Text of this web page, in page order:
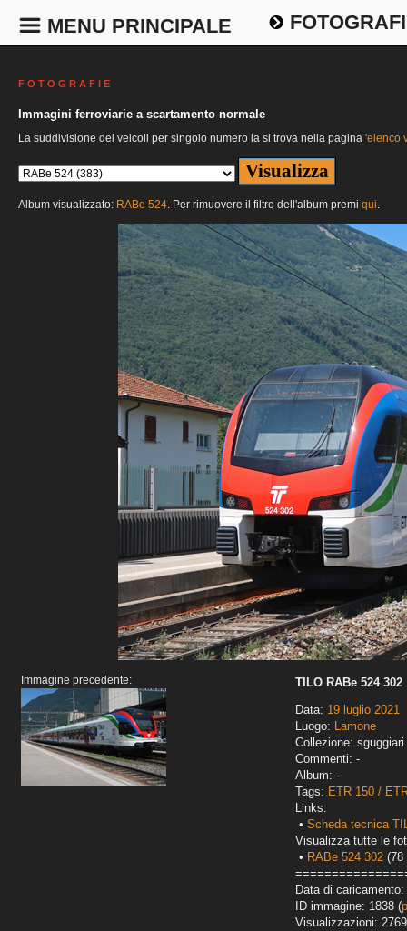
MENU PRINCIPALE
F O T O G R A F I E
Immagini ferroviarie a scartamento normale
La suddivisione dei veicoli per singolo numero la si trova nella pagina 'elenco
Album visualizzato: RABe 524. Per rimuovere il filtro dell'album premi qui.
Immagine precedente:
TILO RABe 524 302
Data: 19 luglio 2021
Luogo: Lamone
Collezione:
Commenti: -
Album: -
Tags: ETR 150 /
Links:
• Scheda tecnica
Visualizza tutte le
• RABe 524 302 (78
Data di
ID immagine: 1838 (
Visualizzazioni: 2769